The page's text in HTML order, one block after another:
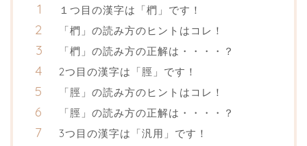
１つ目の漢字は「椚」です！
「椚」の読み方のヒントはコレ！
「椚」の読み方の正解は・・・・？
2つ目の漢字は「脛」です！
「脛」の読み方のヒントはコレ！
「脛」の読み方の正解は・・・・？
3つ目の漢字は「汎用」です！